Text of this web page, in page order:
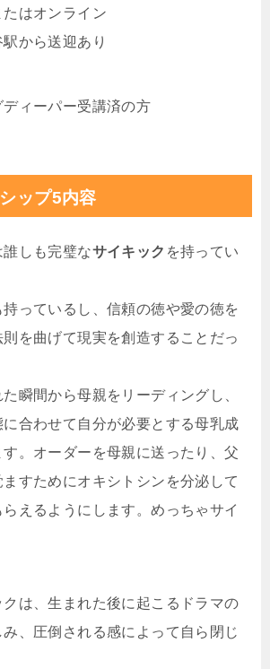
はオンライン
から送迎あり
ィーパー受講済の方
ップ5内容
誰しも完璧なサイキック を持ってい
持っているし、信頼の徳や愛の徳を
を曲げて現実を創造することだっ
瞬間から母親をリーディングし、
合わせて自分が必要とする母乳成
。オーダーを母親に送ったり、父
すためにオキシトシンを分泌して
えるようにします。めっちゃサイ
は、生まれた後に起こるドラマの
、圧倒される感によって自ら閉じ